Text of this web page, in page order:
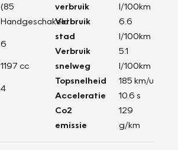
(85
Handgeschakeld
6
1197 cc
4
verbruik
l/100km
Verbruik
stad
6.6
l/100km
Verbruik
snelweg
5.1
l/100km
Topsnelheid
185 km/u
Acceleratie
10.6 s
Co2
emissie
129
g/km